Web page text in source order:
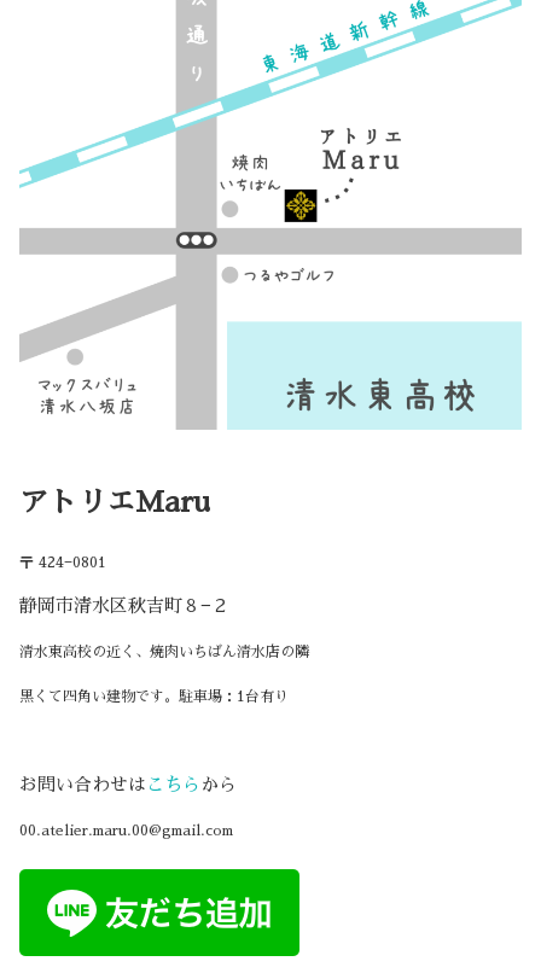
アトリエMaru
〒 424−0801
静岡市清水区秋吉町８−２
清水東高校の近く、焼肉いちばん清水店の隣
黒くて四角い建物です。駐車場：1台有り
お問い合わせは こちら から
00.atelier.maru.00@gmail.com